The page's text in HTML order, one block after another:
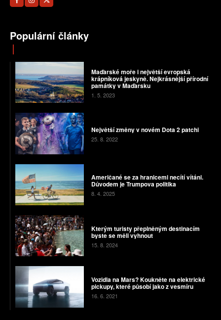
Populární články
Maďarské moře i největší evropská
krápníková jeskyně. Nejkrásnější přírodní
památky v Maďarsku
1. 5. 2023
Největší změny v novém Dota 2 patchi
25. 8. 2022
Američané se za hranicemi necítí vítáni.
Důvodem je Trumpova politika
8. 4. 2025
Kterým turisty přeplněným destinacím
byste se měli vyhnout
15. 8. 2024
Vozidla na Mars? Koukněte na elektrické
pickupy, které působí jako z vesmíru
16. 6. 2021